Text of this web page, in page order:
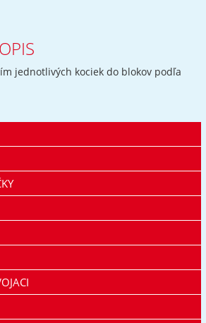
jednotlivých kociek do blokov podľa